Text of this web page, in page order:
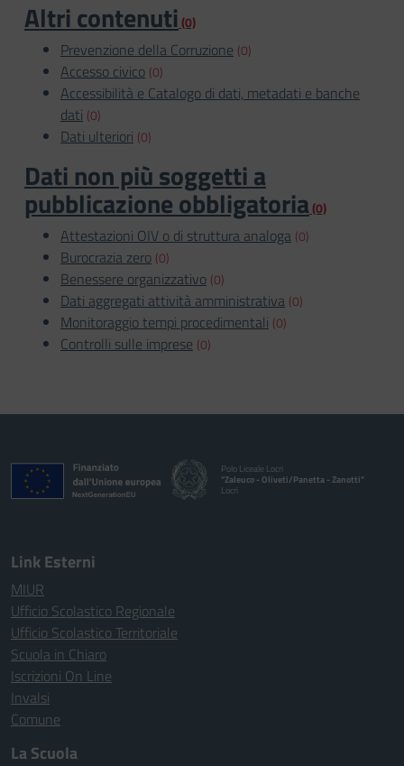
Altri contenuti(0)
Prevenzione della Corruzione (0)
Accesso civico (0)
Accessibilità e Catalogo di dati, metadati e banche
dati (0)
Dati ulteriori (0)
Dati non più soggetti a
pubblicazione obbligatoria(0)
Attestazioni OIV o di struttura analoga (0)
Burocrazia zero (0)
Benessere organizzativo (0)
Dati aggregati attività amministrativa (0)
Monitoraggio tempi procedimentali (0)
Controlli sulle imprese (0)
Polo Liceale Locri
"Zaleuco - Oliveti/Panetta - Zanotti"
Locri
Link Esterni
MIUR
Ufficio Scolastico Regionale
Ufficio Scolastico Territoriale
Scuola in Chiaro
Iscrizioni On Line
Invalsi
Comune
La Scuola